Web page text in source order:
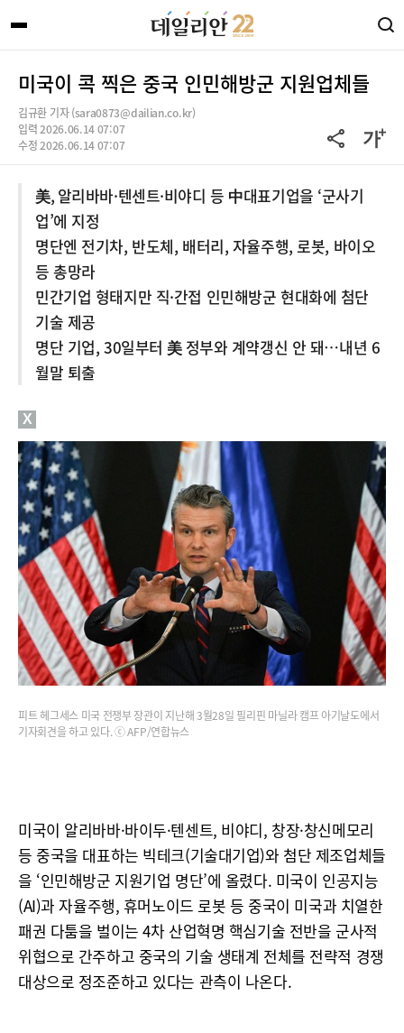
미국이 콕 찍은 중국 인민해방군 지원업체들
김규환 기자 (sara0873@dailian.co.kr)
입력 2026.06.14 07:07
수정 2026.06.14 07:07
美, 알리바바·텐센트·비야디 등 中대표기업을 ‘군사기
업’에 지정
명단엔 전기차, 반도체, 배터리, 자율주행, 로봇, 바이오
등 총망라
민간기업 형태지만 직·간접 인민해방군 현대화에 첨단
기술 제공
명단 기업, 30일부터 美 정부와 계약갱신 안 돼…내년 6
월말 퇴출
피트 헤그세스 미국 전쟁부 장관이 지난해 3월28일 필리핀 마닐라 캠프 아기날도에서
기자회견을 하고 있다. ⓒ AFP/연합뉴스
미국이 알리바바·바이두·텐센트, 비야디, 창장·창신메모리
등 중국을 대표하는 빅테크(기술대기업)와 첨단 제조업체들
을 ‘인민해방군 지원기업 명단’에 올렸다. 미국이 인공지능
(AI)과 자율주행, 휴머노이드 로봇 등 중국이 미국과 치열한
패권 다툼을 벌이는 4차 산업혁명 핵심기술 전반을 군사적
위협으로 간주하고 중국의 기술 생태계 전체를 전략적 경쟁
대상으로 정조준하고 있다는 관측이 나온다.
X